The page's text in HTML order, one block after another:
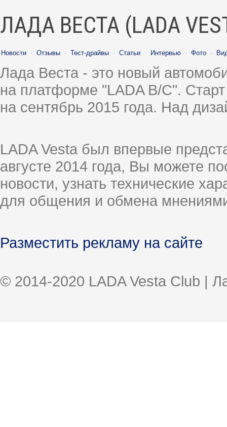
ЛАДА ВЕСТА (LADA
Новости · Отзывы · Тест-драйвы · Статьи · Интервью · Фото ·
Лада Веста - это новый
на платформе "LADA B/C".
на сентябрь 2015 года. Над
LADA Vesta был впервые
августе 2014 года, Вы можете
новости, узнать технические
для общения и обмена
Разместить рекламу на сайте
© 2014-2020 LADA Vesta Club |